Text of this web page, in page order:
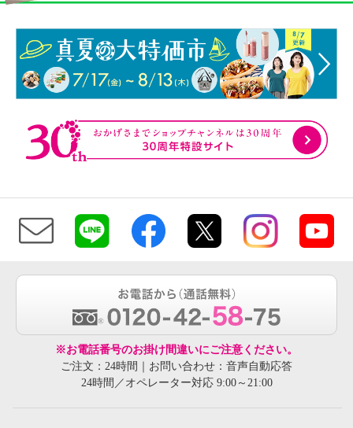
※お電話番号のお掛け間違いにご注意ください。
ご注文：24時間｜お問い合わせ：音声自動応答
24時間／オペレーター対応 9:00～21:00